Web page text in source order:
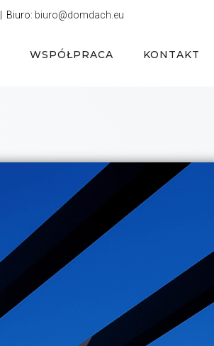
| Biuro: biuro@domdach.eu
WSPÓŁPRACA KONTAKT